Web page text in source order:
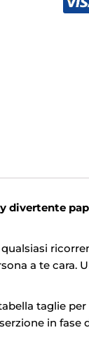
divertente
a te cara.
taglie
in fase